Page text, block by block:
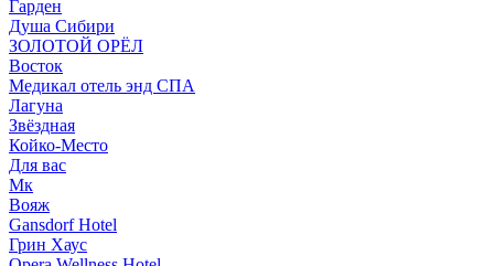
Гарден
Душа Сибири
ЗОЛОТОЙ ОРЁЛ
Восток
Медикал отель энд СПА
Лагуна
Звёздная
Койко-Место
Для вас
Мк
Вояж
Gansdorf Hotel
Грин Хаус